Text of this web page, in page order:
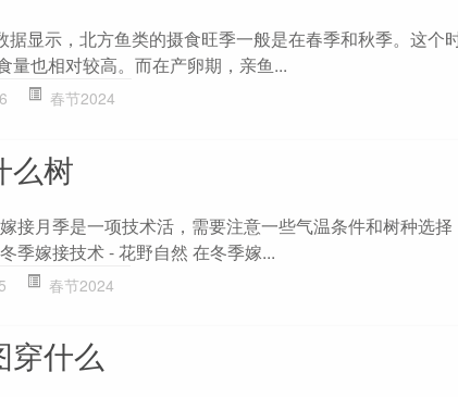
据显示，北方鱼类的摄食旺季一般是在春季和秋季。这个
量也相对较高。而在产卵期，亲鱼...
春节2024
么树
接月季是一项技术活，需要注意一些气温条件和树种选
季嫁接技术 - 花野自然 在冬季嫁...
春节2024
穿什么